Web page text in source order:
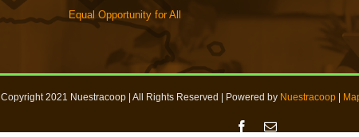
Equal Opportunity for All
Copyright 2021 Nuestracoop | All Rights Reserved | Powered by Nuestracoop
Facebook
Email